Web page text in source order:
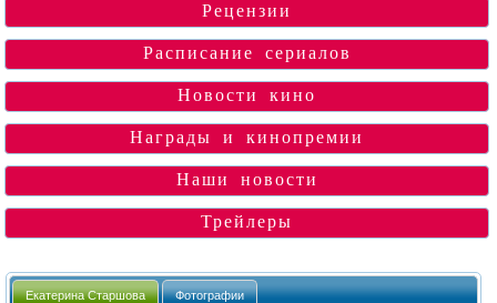
Рецензии
Расписание сериалов
Новости кино
Награды и кинопремии
Наши новости
Трейлеры
Екатерина Старшова Фотографии